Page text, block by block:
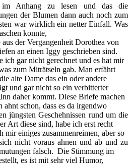
im Anhang zu lesen und das die
der Blumen dann auch noch zum
war wirklich ein netter Einfall. Was
konnte,
der Vergangenheit Dorothea von
an einen Iggy geschrieben sind.
ich gar nicht gerechnet und es hat mir
zum Miträtseln gab. Man erfährt
alte Dame das ein oder andere
und gar nicht so ein verbitterter
daher kommt. Diese Briefe machen
ahnt schon, dass es da irgendwo
jüngsten Geschehnissen rund um die
Art diese sind, habe ich erst recht
mir einiges zusammenreimen, aber so
nicht voraus ahnen und ab und zu
falsch. Die Stimmung im
es ist mit sehr viel Humor,